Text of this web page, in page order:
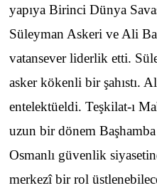
yapıya Birinci Dünya
Süleyman Askeri ve Ali
vatansever liderlik etti.
asker kökenli bir şahıstı.
entelektüeldi. Teşkilat-ı
uzun bir dönem
Osmanlı güvenlik
merkezî bir rol